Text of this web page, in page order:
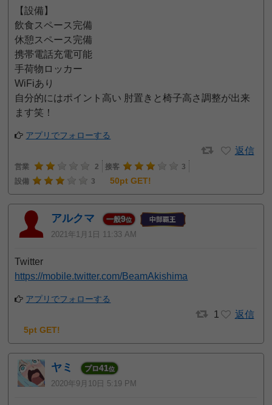
【設備】
飲食スペース完備
休憩スペース完備
携帯電話充電可能
手荷物ロッカー
WiFiあり
自分的にはポイント高い 肘置きと椅子高さ調整が出来
ます笑！
アプリでフォローする
返信
営業 2 接客
3
設備
3 50pt GET!
アルクマ 一般9位
2021年1月1日 11:33 AM
Twitter
https://mobile.twitter.com/BeamAkishima
アプリでフォローする
1 返信
5pt GET!
ヤミ プロ41位
2020年9月10日 5:19 PM